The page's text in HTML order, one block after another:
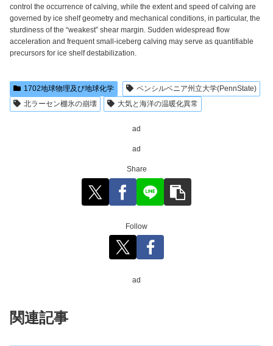
control the occurrence of calving, while the extent and speed of calving are
governed by ice shelf geometry and mechanical conditions, in particular, the
sturdiness of the “weakest” shear margin. Sudden widespread flow
acceleration and frequent small-iceberg calving may serve as quantifiable
precursors for ice shelf destabilization.
1702地球物理及び地球化学
ペンシルベニア州立大学(PennState)
北ラーセン棚氷の崩壊
大気と海洋の温暖化異常
ad
ad
Share
Follow
ad
関連記事